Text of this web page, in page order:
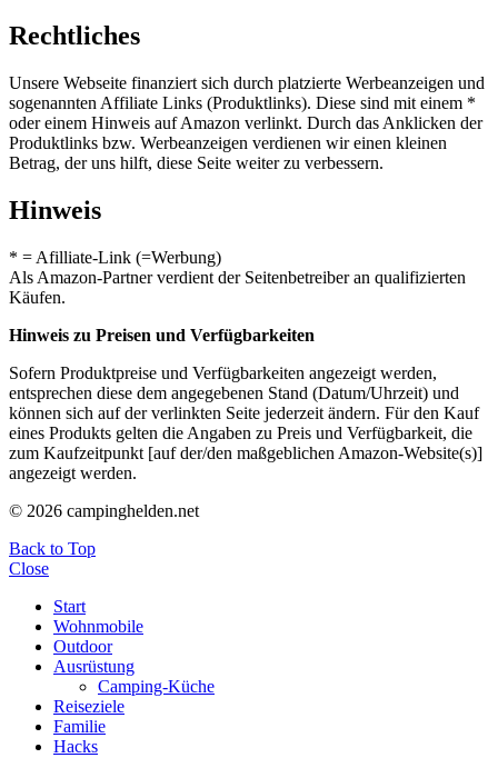
Rechtliches
Unsere Webseite finanziert sich durch platzierte Werbeanzeigen und
sogenannten Affiliate Links (Produktlinks). Diese sind mit einem *
oder einem Hinweis auf Amazon verlinkt. Durch das Anklicken der
Produktlinks bzw. Werbeanzeigen verdienen wir einen kleinen
Betrag, der uns hilft, diese Seite weiter zu verbessern.
Hinweis
* = Afilliate-Link (=Werbung)
Als Amazon-Partner verdient der Seitenbetreiber an qualifizierten
Käufen.
Hinweis zu Preisen und Verfügbarkeiten
Sofern Produktpreise und Verfügbarkeiten angezeigt werden,
entsprechen diese dem angegebenen Stand (Datum/Uhrzeit) und
können sich auf der verlinkten Seite jederzeit ändern. Für den Kauf
eines Produkts gelten die Angaben zu Preis und Verfügbarkeit, die
zum Kaufzeitpunkt [auf der/den maßgeblichen Amazon-Website(s)]
angezeigt werden.
© 2026 campinghelden.net
Back to Top
Close
Start
Wohnmobile
Outdoor
Ausrüstung
Camping-Küche
Reiseziele
Familie
Hacks